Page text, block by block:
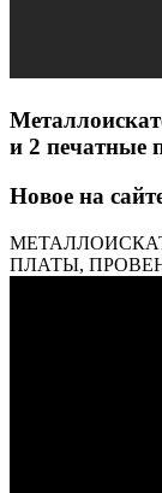
и 2 печатные
Новое на
ПЛАТЫ,